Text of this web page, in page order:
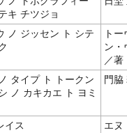
キ チツジョ
ノ ジッセン ト シテ
ト
ン・
／著
タイプ ト トークン
ノ カキカエ ト ヨミ
門脇
イス
エヌ